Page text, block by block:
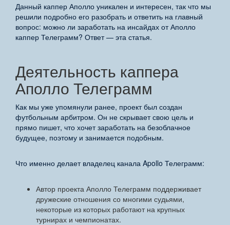
Данный каппер Аполло уникален и интересен, так что мы
решили подробно его разобрать и ответить на главный
вопрос: можно ли заработать на инсайдах от Аполло
каппер Телеграмм? Ответ — эта статья.
Деятельность каппера
Аполло Телеграмм
Как мы уже упомянули ранее, проект был создан
футбольным арбитром. Он не скрывает свою цель и
прямо пишет, что хочет заработать на безоблачное
будущее, поэтому и занимается подобным.
Что именно делает владелец канала Apollo Телеграмм:
Автор проекта Аполло Телеграмм поддерживает
дружеские отношения со многими судьями,
некоторые из которых работают на крупных
турнирах и чемпионатах.